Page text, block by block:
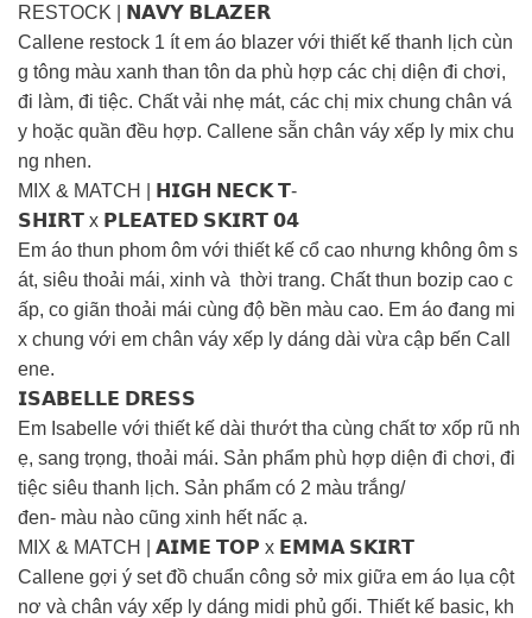
RESTOCK | 𝗡𝗔𝗩𝗬 𝗕𝗟𝗔𝗭𝗘𝗥
Callene restock 1 ít em áo blazer với thiết kế thanh lịch cùn
g tông màu xanh than tôn da phù hợp các chị diện đi chơi,
đi làm, đi tiệc. Chất vải nhẹ mát, các chị mix chung chân vá
y hoặc quần đều hợp. Callene sẵn chân váy xếp ly mix chu
ng nhen.
MIX & MATCH | 𝗛𝗜𝗚𝗛 𝗡𝗘𝗖𝗞 𝗧-
𝗦𝗛𝗜𝗥𝗧 x 𝗣𝗟𝗘𝗔𝗧𝗘𝗗 𝗦𝗞𝗜𝗥𝗧 𝟬𝟰
Em áo thun phom ôm với thiết kế cổ cao nhưng không ôm s
át, siêu thoải mái, xinh và thời trang. Chất thun bozip cao c
ấp, co giãn thoải mái cùng độ bền màu cao. Em áo đang mi
x chung với em chân váy xếp ly dáng dài vừa cập bến Call
ene.
𝗜𝗦𝗔𝗕𝗘𝗟𝗟𝗘 𝗗𝗥𝗘𝗦𝗦
Em Isabelle với thiết kế dài thướt tha cùng chất tơ xốp rũ nh
ẹ, sang trọng, thoải mái. Sản phẩm phù hợp diện đi chơi, đi
tiệc siêu thanh lịch. Sản phẩm có 2 màu trắng/
đen- màu nào cũng xinh hết nấc ạ.
MIX & MATCH | 𝗔𝗜𝗠𝗘 𝗧𝗢𝗣 x 𝗘𝗠𝗠𝗔 𝗦𝗞𝗜𝗥𝗧
Callene gợi ý set đồ chuẩn công sở mix giữa em áo lụa cột
nơ và chân váy xếp ly dáng midi phủ gối. Thiết kế basic, kh